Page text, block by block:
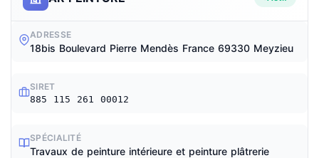
ADRESSE
18bis Boulevard Pierre Mendès France 69330 Meyzieu
SIRET
885 115 261 00012
SPÉCIALITÉ
Travaux de peinture intérieure et peinture plâtrerie